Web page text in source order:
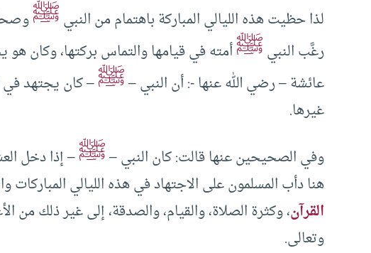
لذا حظيت هذه الليالي المباركة باهتمام من النبيﷺ
رغَّب النبيﷺأمته في قيامها والتماس بركتها، وكان
عائشة – رضي الله عنها -: أن النبي –ﷺ– كان يجتهد في
غيرها.
وفي الصحيحين عنها قالت: كان النبي –ﷺ– إذا دخل
هنا دأب المسلمون على الاجتهاد في هذه الليالي المباركات
القرآن، وكثرة الصلاة، والقيام، والصدقة، إلى غير ذلك من
وتعالى.